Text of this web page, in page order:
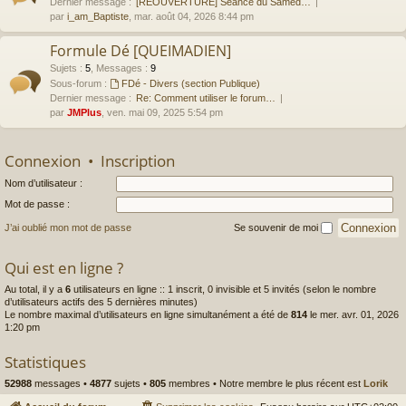
par i_am_Baptiste , mar. août 04, 2026 8:44 pm
Formule Dé [QUEIMADIEN]
Sujets : 5 Messages : 9
Sous-forum :
FDé - Divers (section Publique)
Dernier message : Re: Comment utiliser le forum…
par JMPlus , ven. mai 09, 2025 5:54 pm
Connexion • Inscription
Nom d’utilisateur :
Mot de passe :
J’ai oublié mon mot de passe Se souvenir de moi
Qui est en ligne ?
Au total, il y a 6 utilisateurs en ligne :: 1 inscrit, 0 invisible et 5 invités (selon le nombre
d’utilisateurs actifs des 5 dernières minutes)
Le nombre maximal d’utilisateurs en ligne simultanément a été de 814 le mer. avr. 01, 2026
1:20 pm
Statistiques
52988 messages • 4877 sujets • 805 membres • Notre membre le plus récent est Lorik